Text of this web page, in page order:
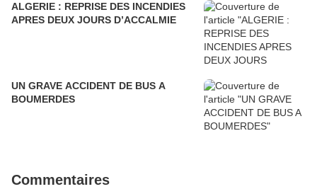
ALGERIE : REPRISE DES INCENDIES
APRES DEUX JOURS D’ACCALMIE
UN GRAVE ACCIDENT DE BUS A
BOUMERDES
Commentaires